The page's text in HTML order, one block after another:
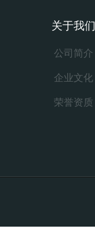
关于我们
公司简介
企业文化
荣誉资质